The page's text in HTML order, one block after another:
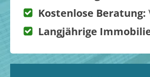
Kostenlose Beratung:
Langjährige